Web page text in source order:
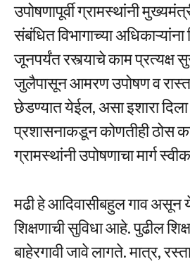
उपोषणापूर्वी ग्रामस्थांनी
संबंधित विभागाच्या
जूनपर्यंत रस्त्याचे काम प्रत्यक्ष
जुलैपासून आमरण उपोषण व
छेडण्यात येईल, असा इशारा दिला
प्रशासनाकडून कोणतीही ठोस
ग्रामस्थांनी उपोषणाचा मार्ग
मढी हे आदिवासीबहुल गाव असून
शिक्षणाची सुविधा आहे. पुढील
बाहेरगावी जावे लागते. मात्र,